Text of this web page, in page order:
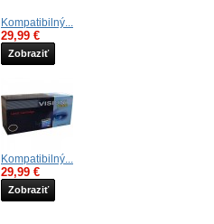
Kompatibilný...
29,99 €
Zobraziť
Kompatibilný...
29,99 €
Zobraziť